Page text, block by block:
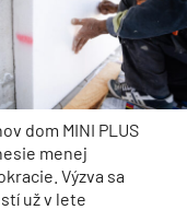
dom MINI PLUS
menej
Výzva sa
už v lete